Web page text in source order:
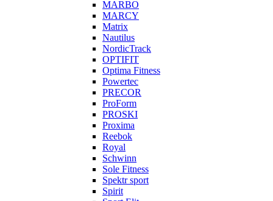
MARBO
MARCY
Matrix
Nautilus
NordicTrack
OPTIFIT
Optima Fitness
Powertec
PRECOR
ProForm
PROSKI
Proxima
Reebok
Royal
Schwinn
Sole Fitness
Spektr sport
Spirit